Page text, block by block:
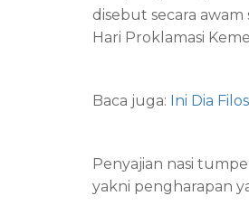
disebut secara
Hari Proklamasi
Baca juga: Ini Dia
Penyajian nasi
yakni pengharapan